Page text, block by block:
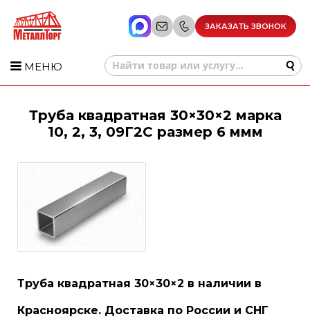
ЗАКАЗАТЬ ЗВОНОК
МЕНЮ
Труба квадратная 30×30×2 марка
10, 2, 3, 09Г2С размер 6 ммм
Труба квадратная 30×30×2 в наличии в
Красноярске. Доставка по России и СНГ